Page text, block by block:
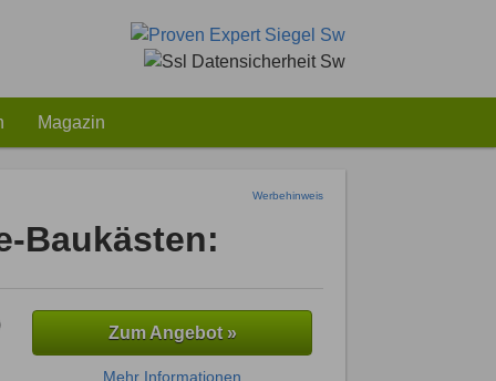
Magazin
Werbehinweis
Baukästen:
Zum Angebot »
Mehr Informationen